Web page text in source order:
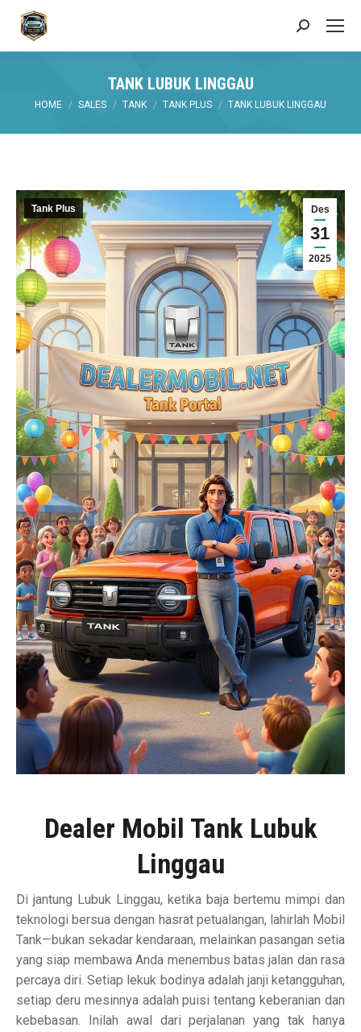
Search:
TANK LUBUK LINGGAU
You are here:
HOME SALES TANK TANK PLUS TANK LUBUK LINGGAU
Des
31
2025
Tank Plus
Dealer Mobil Tank Lubuk
Linggau
Di jantung Lubuk Linggau, ketika baja bertemu mimpi dan
teknologi bersua dengan hasrat petualangan, lahirlah Mobil
Tank—bukan sekadar kendaraan, melainkan pasangan setia
yang siap membawa Anda menembus batas jalan dan rasa
percaya diri. Setiap lekuk bodinya adalah janji ketangguhan,
setiap deru mesinnya adalah puisi tentang keberanian dan
kebebasan. Inilah awal dari perjalanan yang tak hanya